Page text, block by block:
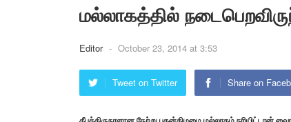
மல்லாகத்தில்
Editor - October 23, 2014 at 3:53
Tweet on Twitter Share on